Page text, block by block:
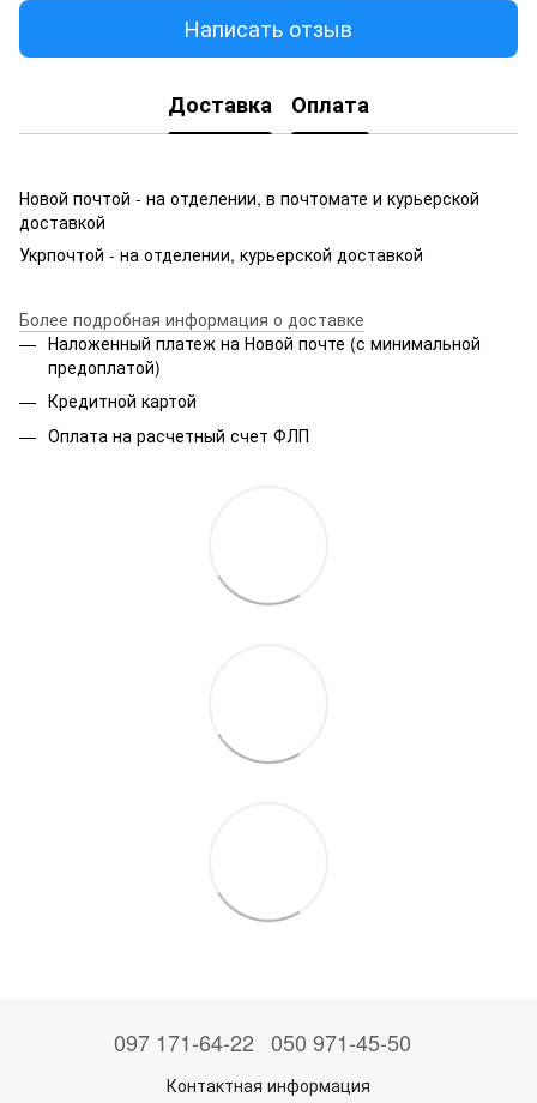
Написать отзыв
Доставка Оплата
Новой почтой - на отделении, в почтомате и курьерской
доставкой
Укрпочтой - на отделении, курьерской доставкой
Более подробная информация о доставке
Наложенный платеж на Новой почте (с минимальной
предоплатой)
Кредитной картой
Оплата на расчетный счет ФЛП
097 171-64-22 050 971-45-50
Контактная информация